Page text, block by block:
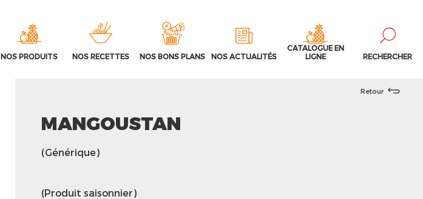
NOS PRODUITS NOS RECETTES NOS BONS PLANS NOS ACTUALITÉS
CATALOGUE EN
LIGNE
RECHERCHER
Retour
MANGOUSTAN
(Générique)
(Produit saisonnier)